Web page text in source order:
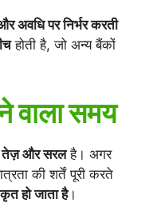
अवधि पर निर्भर करती
होती है, जो अन्य बैंकों
वाला समय
तेज़ और सरलहै। अगर
की शर्तें पूरी करते
हो जाता है।